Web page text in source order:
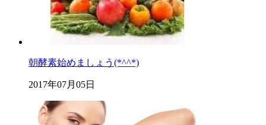
朝酵素始めましょう(*^^*)
2017年07月05日